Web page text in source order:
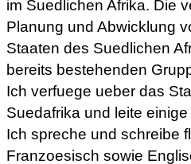
im Suedlichen Afrika. Die
Planung und Abwicklung
Staaten des Suedlichen
bereits bestehenden
Ich verfuege ueber das
Suedafrika und leite
Ich spreche und schreibe
Franzoesisch sowie